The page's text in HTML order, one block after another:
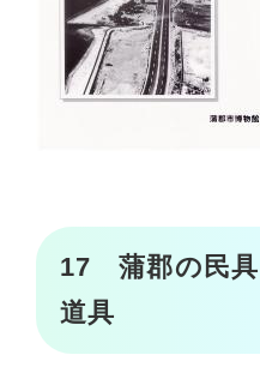
17 蒲郡の民具
道具